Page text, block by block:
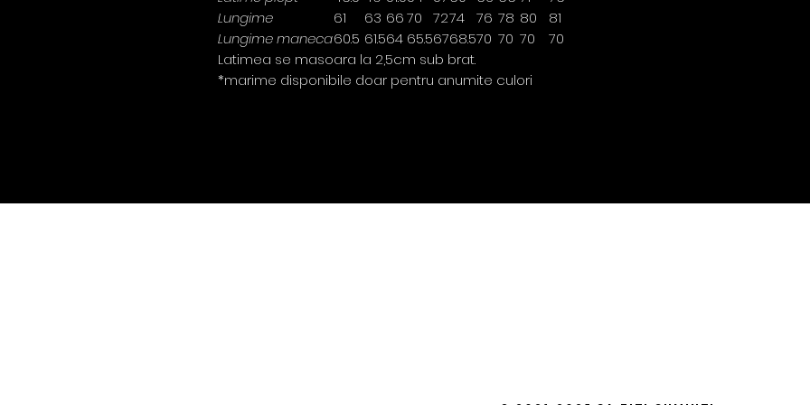
Lungime
61 63 6670 7274 76 78 80
81
Lungime maneca60.5 61.564 65.56768.570 70 70
70
Latimea se masoara la 2,5cm sub brat.
*marime disponibile doar pentru anumite culori